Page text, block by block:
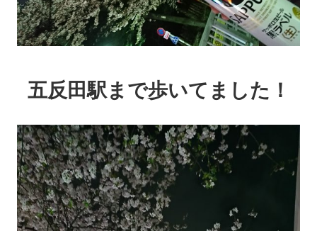
五反田駅まで歩いてました！